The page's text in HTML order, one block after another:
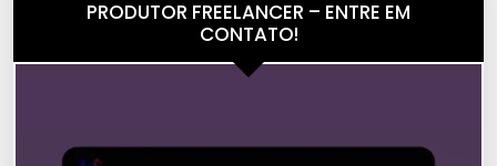
PRODUTOR FREELANCER – ENTRE EM
CONTATO!